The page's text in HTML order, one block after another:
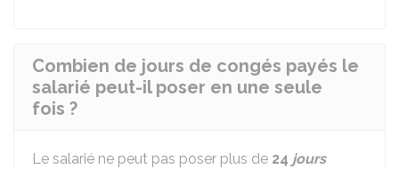
Combien de jours de congés payés le
salarié peut-il poser en une seule
fois ?
Le salarié ne peut pas poser plus de 24 jours